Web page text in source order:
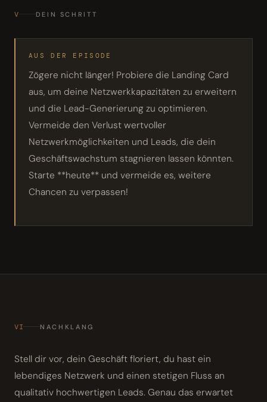
V DEIN SCHRITT
AUS DER EPISODE
Zögere nicht länger! Probiere die Landing Card
aus, um deine Netzwerkkapazitäten zu erweitern
und die Lead-Generierung zu optimieren.
Vermeide den Verlust wertvoller
Netzwerkmöglichkeiten und Leads, die dein
Geschäftswachstum stagnieren lassen könnten.
Starte **heute** und vermeide es, weitere
Chancen zu verpassen!
VI NACHKLANG
Stell dir vor, dein Geschäft floriert, du hast ein
lebendiges Netzwerk und einen stetigen Fluss an
qualitativ hochwertigen Leads. Genau das erwartet